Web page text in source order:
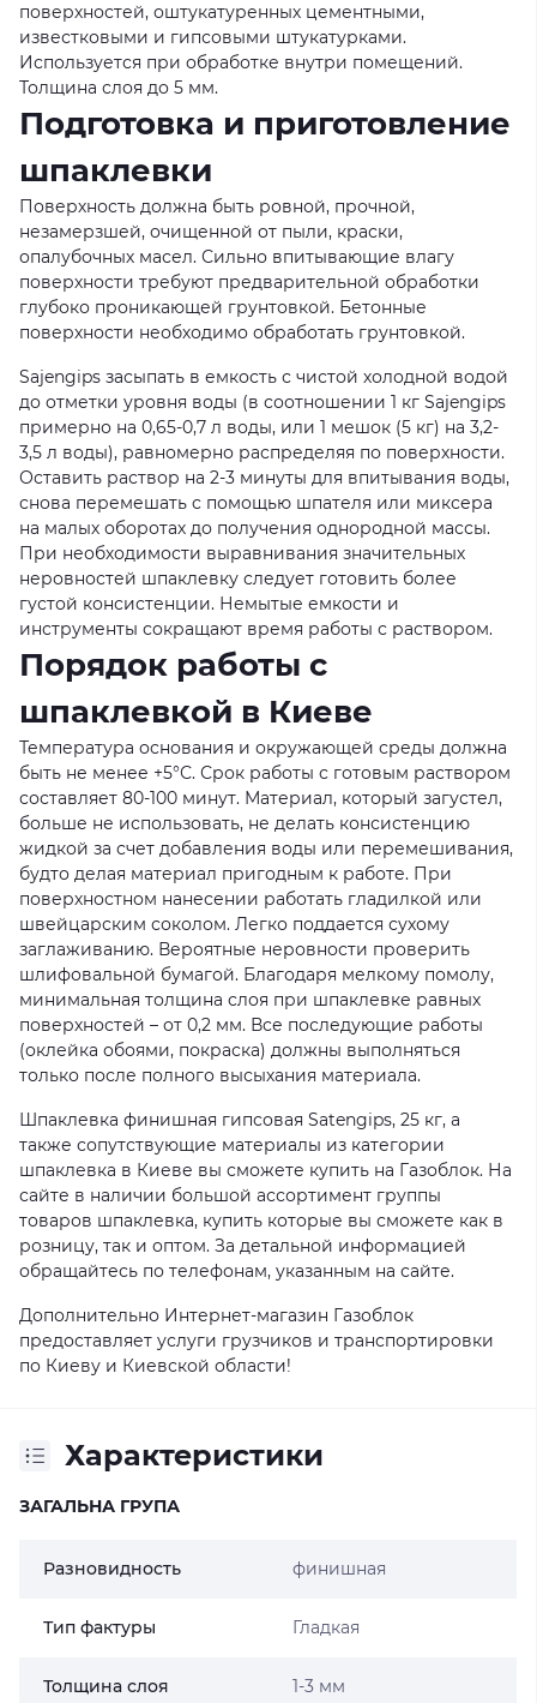
поверхностей, оштукатуренных цементными,
известковыми и гипсовыми штукатурками.
Используется при обработке внутри помещений.
Толщина слоя до 5 мм.
Подготовка и приготовление
шпаклевки
Поверхность должна быть ровной, прочной,
незамерзшей, очищенной от пыли, краски,
опалубочных масел. Сильно впитывающие влагу
поверхности требуют предварительной обработки
глубоко проникающей грунтовкой. Бетонные
поверхности необходимо обработать грунтовкой.
Sajengips засыпать в емкость с чистой холодной водой
до отметки уровня воды (в соотношении 1 кг Sajengips
примерно на 0,65-0,7 л воды, или 1 мешок (5 кг) на 3,2-
3,5 л воды), равномерно распределяя по поверхности.
Оставить раствор на 2-3 минуты для впитывания воды,
снова перемешать с помощью шпателя или миксера
на малых оборотах до получения однородной массы.
При необходимости выравнивания значительных
неровностей шпаклевку следует готовить более
густой консистенции. Немытые емкости и
инструменты сокращают время работы с раствором.
Порядок работы с
шпаклевкой в Киеве
Температура основания и окружающей среды должна
быть не менее +5°С. Срок работы с готовым раствором
составляет 80-100 минут. Материал, который загустел,
больше не использовать, не делать консистенцию
жидкой за счет добавления воды или перемешивания,
будто делая материал пригодным к работе. При
поверхностном нанесении работать гладилкой или
швейцарским соколом. Легко поддается сухому
заглаживанию. Вероятные неровности проверить
шлифовальной бумагой. Благодаря мелкому помолу,
минимальная толщина слоя при шпаклевке равных
поверхностей – от 0,2 мм. Все последующие работы
(оклейка обоями, покраска) должны выполняться
только после полного высыхания материала.
Шпаклевка финишная гипсовая Satengips, 25 кг, а
также сопутствующие материалы из категории
шпаклевка в Киеве вы сможете купить на Газоблок. На
сайте в наличии большой ассортимент группы
товаров шпаклевка, купить которые вы сможете как в
розницу, так и оптом. За детальной информацией
обращайтесь по телефонам, указанным на сайте.
Дополнительно Интернет-магазин Газоблок
предоставляет услуги грузчиков и транспортировки
по Киеву и Киевской области!
Характеристики
ЗАГАЛЬНА ГРУПА
Разновидность финишная
Тип фактуры Гладкая
Толщина слоя 1-3 мм